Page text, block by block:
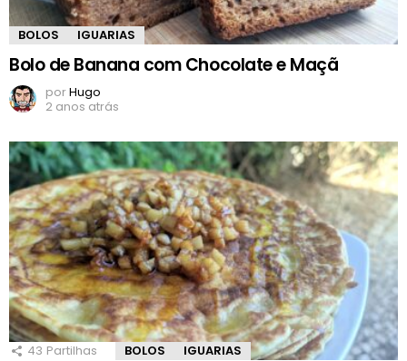
BOLOS IGUARIAS
Bolo de Banana com Chocolate e Maçã
porHugo
2 anos atrás
43 Partilhas BOLOS IGUARIAS